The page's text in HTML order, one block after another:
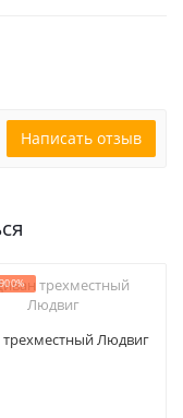
Написать отзыв
Людвиг